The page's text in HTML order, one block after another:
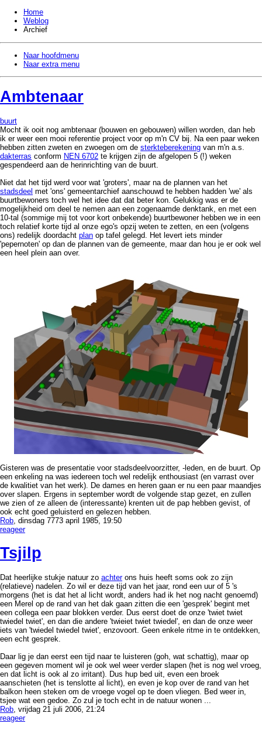
Home
Weblog
Archief
Naar hoofdmenu
Naar extra menu
Ambtenaar
buurt
Mocht ik ooit nog ambtenaar (bouwen en gebouwen) willen worden, dan heb
ik er weer een mooi referentie project voor op m'n CV bij. Na een paar weken
hebben zitten zweten en zwoegen om de sterkteberekening van m'n a.s.
dakterras conform NEN 6702 te krijgen zijn de afgelopen 5 (!) weken
gespendeerd aan de herinrichting van de buurt.
Niet dat het tijd werd voor wat 'groters', maar na de plannen van het
stadsdeel met 'ons' gemeentarchief aanschouwd te hebben hadden 'we' als
buurtbewoners toch wel het idee dat dat beterkon. Gelukkig was er de
mogelijkheid om deel te nemen aan een zogenaamde denktank, en met een
10-tal (sommige mij tot voor kort onbekende) buurtbewoner hebben we in een
toch relatief korte tijd al onze ego's opzij weten te zetten, en een (volgens
ons) redelijk doordacht plan op tafel gelegd. Het levert iets minder
'pepernoten' op dan de plannen van de gemeente, maar dan hou je er ook wel
een heel plein aan over.
Gisteren was de presentatie voor stadsdeelvoorzitter, -leden, en de buurt. Op
een enkeling na was iedereen toch wel redelijk enthousiast (en varrast over
de kwalitiet van het werk). De dames en heren gaan er nu een paar maandjes
over slapen. Ergens in september wordt de volgende stap gezet, en zullen
we zien of ze alleen de (interessante) krenten uit de pap hebben gevist, of
ook echt goed geluisterd en gelezen hebben.
Rob, dinsdag 7773 april 1985, 19:50
reageer
Tsjilp
Dat heerlijke stukje natuur zo achterons huis heeft soms ook zo zijn
(relatieve) nadelen. Zo wil er deze tijd van het jaar, rond een uur of 5 's
morgens (het is dat het al licht wordt, anders had ik het nog nacht genoemd)
een Merel op de rand van het dak gaan zitten die een 'gesprek' begint met
een collega een paar blokken verder. Dus eerst doet de onze 'twiet twiet
twiedel twiet', en dan die andere 'twieiet twiet twiedel', en dan de onze weer
iets van 'twiedel twiedel twiet', enzovoort. Geen enkele ritme in te ontdekken,
een echt gesprek.
Daar lig je dan eerst een tijd naar te luisteren (goh, wat schattig), maar op
een gegeven moment wil je ook wel weer verder slapen (het is nog wel vroeg,
en dat licht is ook al zo irritant). Dus hup bed uit, even een broek
aanschieten (het is tenslotte al licht), en even je kop over de rand van het
balkon heen steken om de vroege vogel op te doen vliegen. Bed weer in,
tsjee wat een gedoe. Zo zul je toch echt in de natuur wonen ...
Rob , vrijdag 21 juli 2006, 21:24
reageer